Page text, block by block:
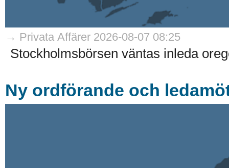
→ Privata Affärer 2026-08-07 08:25
Stockholmsbörsen väntas inleda
Ny ordförande och